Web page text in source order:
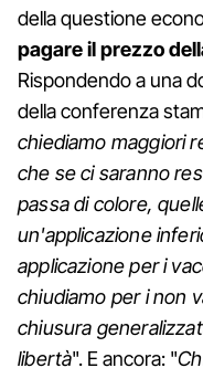
della questione
pagare il prezzo
Rispondendo a una
della conferenza
chiediamo maggiori
che se ci saranno
passa di colore,
un'applicazione
applicazione per i
chiudiamo per i non
chiusura
libertà". E ancora: "